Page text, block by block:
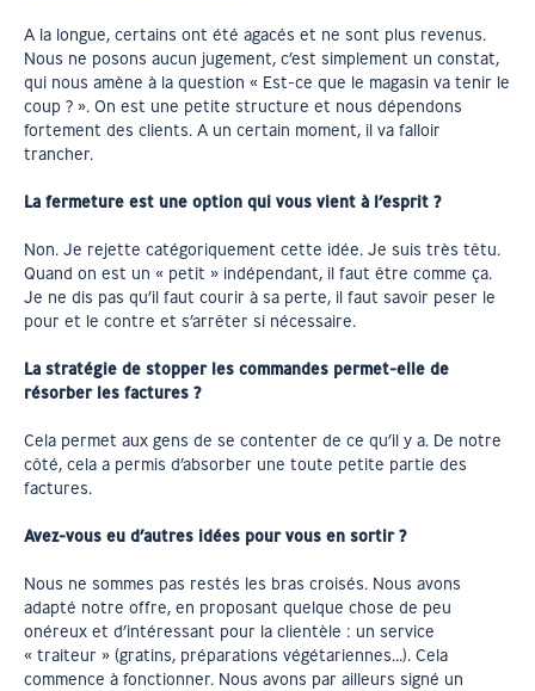
A la longue, certains ont été agacés et ne sont plus revenus.
Nous ne posons aucun jugement, c’est simplement un constat,
qui nous amène à la question « Est-ce que le magasin va tenir le
coup ? ». On est une petite structure et nous dépendons
fortement des clients. A un certain moment, il va falloir
trancher.
La fermeture est une option qui vous vient à l’esprit ?
Non. Je rejette catégoriquement cette idée. Je suis très têtu.
Quand on est un « petit » indépendant, il faut être comme ça.
Je ne dis pas qu’il faut courir à sa perte, il faut savoir peser le
pour et le contre et s’arrêter si nécessaire.
La stratégie de stopper les commandes permet-elle de
résorber les factures ?
Cela permet aux gens de se contenter de ce qu’il y a. De notre
côté, cela a permis d’absorber une toute petite partie des
factures.
Avez-vous eu d’autres idées pour vous en sortir ?
Nous ne sommes pas restés les bras croisés. Nous avons
adapté notre offre, en proposant quelque chose de peu
onéreux et d’intéressant pour la clientèle : un service
« traiteur » (gratins, préparations végétariennes…). Cela
commence à fonctionner. Nous avons par ailleurs signé un